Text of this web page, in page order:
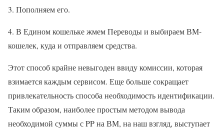
3. Пополняем его.
4. В Едином кошельке жмем Переводы и выбираем ВМ-
кошелек, куда и отправляем средства.
Этот способ крайне невыгоден ввиду комиссии, которая
взимается каждым сервисом. Еще больше сокращает
привлекательность способа необходимость идентификации.
Таким образом, наиболее простым методом вывода
необходимой суммы с PP на ВМ, на наш взгляд, выступает